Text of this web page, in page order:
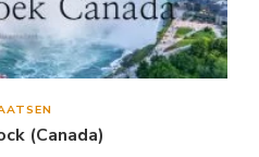
(Canada)